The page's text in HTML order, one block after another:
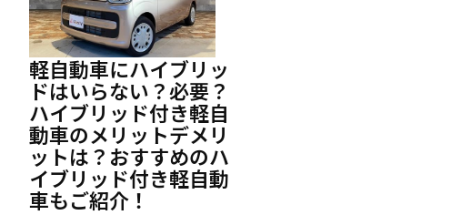
軽自動車にハイブリッ
ドはいらない？必要？
ハイブリッド付き軽自
動車のメリットデメリ
ットは？おすすめのハ
イブリッド付き軽自動
車もご紹介！